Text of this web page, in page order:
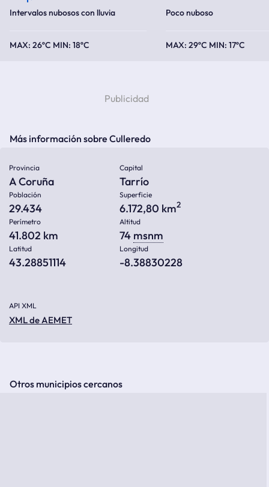
Intervalos nubosos con lluvia
26ºC 18ºC
Poco nuboso
29ºC 17ºC
Más información sobre Culleredo
Provincia
A Coruña
Capital
Tarrío
Población
29.434
Superficie
6.172,80 km2
Perímetro
41.802 km
Altitud
74 msnm
Latitud
43.28851114
Longitud
-8.38830228
API XML
XML de AEMET
Otros municipios cercanos